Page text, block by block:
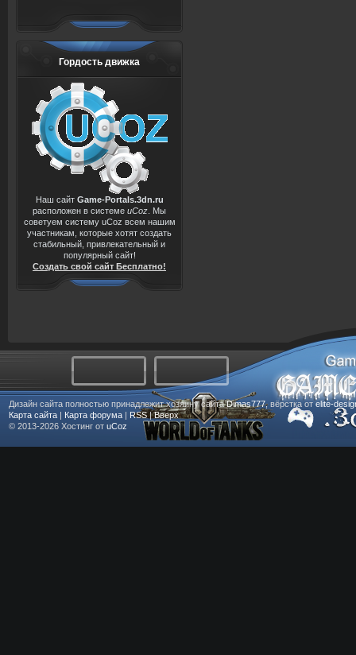
Гордость движка
Наш сайт Game-Portals.3dn.ru
расположен в системе uCoz . Мы
советуем систему uCoz всем нашим
участникам, которые хотят создать
стабильный, привлекательный и
популярный сайт!
Создать свой сайт Бесплатно!
Дизайн сайта полностью принадлежит хозяину сайтаDimas777, вёрстка от elite-
Карта сайта | Карта форума | RSS|Вверх
© 2013-2026 Хостинг от uCoz